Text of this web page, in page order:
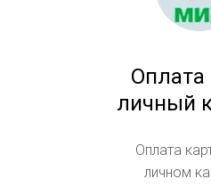
Оплата
личный
Оплата
личном